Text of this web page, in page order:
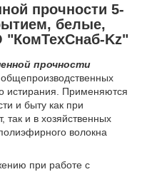
прочности 5-
белые,
Kz"
прочности
истирания. Применяются
и быту как при
так и в хозяйственных
волокна
при работе с